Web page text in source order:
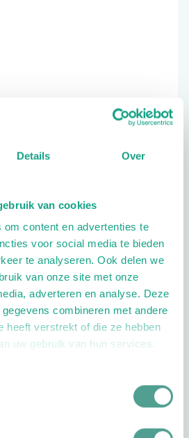
Details Over
van cookies
om content en advertenties te
voor social media te bieden
te analyseren. Ook delen we
van onze site met onze
adverteren en analyse. Deze
combineren met andere
heeft verstrekt of die ze hebben
uw gebruik van hun services.